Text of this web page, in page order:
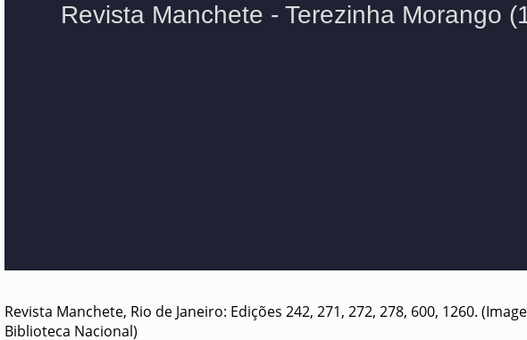
Revista Manchete, Rio de Janeiro: Edições 242, 271, 272, 278, 600, 1260.
Biblioteca Nacional)